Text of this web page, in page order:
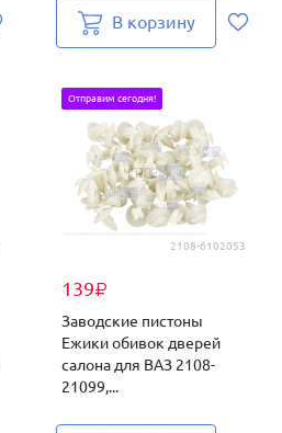
В корзину
2108-6102053
139₽
Отправим сегодня!
Заводские пистоны
Ежики обивок дверей
салона для ВАЗ 2108-
21099,...